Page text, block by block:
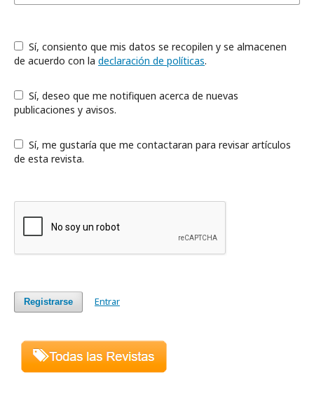
de acuerdo con la declaración de políticas.
publicaciones y avisos.
de esta revista.
Registrarse Entrar